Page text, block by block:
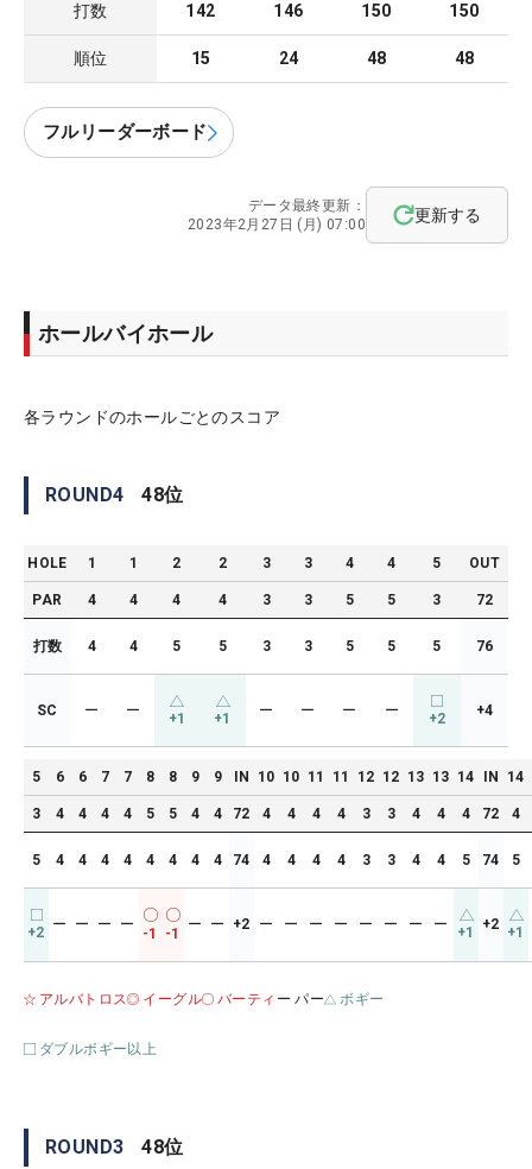
打数 142 146 150 150
順位 15 24 48 48
フルリーダーボード
データ最終更新：
2023年2月27日 (月) 07:00
更新する
ホールバイホール
各ラウンドのホールごとのスコア
ROUND4 48位
HOLE 1 1 2 2 3 3 4 4 5 OUT
PAR 4 4 4 4 3 3 5 5 3 72
打数 4 4 5 5 3 3 5 5 5 76
SC ー ー +1 +1 ー ー ー ー +2 +4
5 6 6 7 7 8 8 9 9 IN 10 10 11 11 12 12 13 13 14 IN 14
3 4 4 4 4 5 5 4 4 72 4 4 4 4 3 3 4 4 4 72 4
5 4 4 4 4 4 4 4 4 74 4 4 4 4 3 3 4 4 5 74 5
+2 ー ー ー ー
-1 -1
ー ー +2 ー ー ー ー ー ー ー ー +1 +2 +1
アルバトロス イーグル バーティ ー パー ボギー
ダブルボギー以上
ROUND3 48位